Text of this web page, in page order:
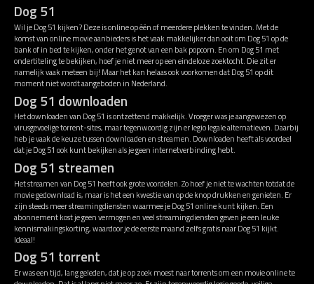
Dog 51
Wil je Dog 51 kijken? Deze is online op één of meerdere plekken te vinden. Met de
komst van online movie aanbieders is het vaak makkelijker dan ooit om Dog 51 op de
bank of in bed te kijken, onder het genot van een bak popcorn. En om Dog 51 met
ondertiteling te bekijken, hoef je niet meer op een eindeloze zoektocht. Die zit er
namelijk vaak meteen bij! Maar het kan helaas ook voorkomen dat Dog 51 op dit
moment niet wordt aangeboden in Nederland.
Dog 51 downloaden
Het downloaden van Dog 51 is ontzettend makkelijk. Vroeger was je aangewezen op
virusgevoelige torrent-sites, maar tegenwoordig zijn er legio legale alternatieven. Daarbij
heb je vaak de keuze tussen downloaden en streamen. Downloaden heeft als voordeel
dat je Dog 51 ook kunt bekijken als je geen internetverbinding hebt.
Dog 51 streamen
Het streamen van Dog 51 heeft ook grote voordelen. Zo hoef je niet te wachten totdat de
movie gedownload is, maar is het een kwestie van op de knop drukken en genieten. Er
zijn steeds meer streamingdiensten waarmee je Dog 51 online kunt kijken. Een
abonnement kost je geen vermogen en veel streamingdiensten geven je een leuke
kennismakingskorting, waardoor je de eerste maand zelfs gratis naar Dog 51 kijkt.
Ideaal!
Dog 51 torrent
Er was een tijd, lang geleden, dat je op zoek moest naar torrents om een movie online te